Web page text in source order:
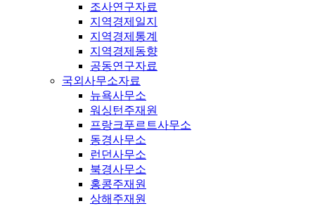
조사연구자료
지역경제일지
지역경제통계
지역경제동향
공동연구자료
국외사무소자료
뉴욕사무소
워싱턴주재원
프랑크푸르트사무소
동경사무소
런던사무소
북경사무소
홍콩주재원
상해주재원